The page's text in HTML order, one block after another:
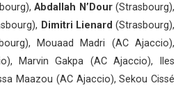
Abdallah N’Dour(Strasbourg),
Dimitri Lienard (Strasbourg),
Mouaad Madri (AC Ajaccio),
Marvin Gakpa (AC Ajaccio), Iles
Maazou (AC Ajaccio), Sekou Cissé